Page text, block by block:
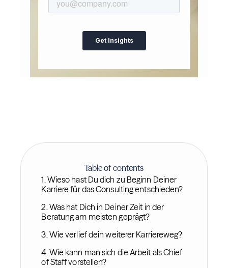
Table of contents
1. Wieso hast Du dich zu Beginn Deiner
Karriere für das Consulting entschieden?
2. Was hat Dich in Deiner Zeit in der
Beratung am meisten geprägt?
3. Wie verlief dein weiterer Karriereweg?
4. Wie kann man sich die Arbeit als Chief
of Staff vorstellen?